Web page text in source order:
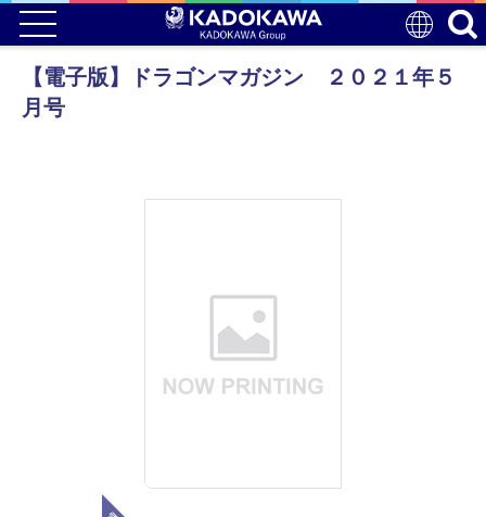
【電子版】ドラゴンマガジン ２０２１年５
月号